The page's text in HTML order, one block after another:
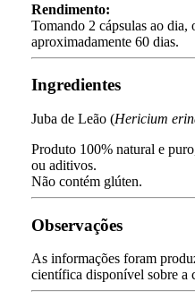
Rendimento:
Tomando 2 cápsulas ao dia,
aproximadamente 60 dias.
Ingredientes
Juba de Leão (Hericium
Produto 100% natural e
ou aditivos.
Não contém glúten.
Observações
As informações foram
científica disponível sobre a